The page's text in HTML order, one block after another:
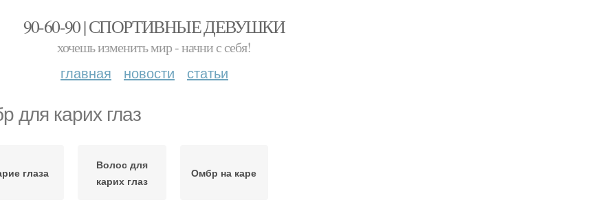
90-60-90 | СПОРТИВНЫЕ ДЕВУШКИ
хочешь изменить мир - начни с себя!
главная новости статьи
для карих глаз
глаза
Волос для
карих глаз
Омбр на каре